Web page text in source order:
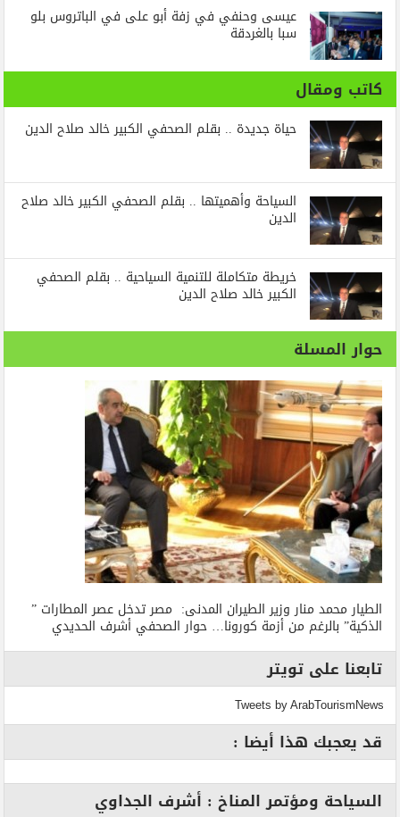
عيسى وحنفي في زفة أبو على في الباتروس بلو
سبا بالغردقة
كاتب ومقال
حياة جديدة .. بقلم الصحفي الكبير خالد صلاح الدين
السياحة وأهميتها .. بقلم الصحفي الكبير خالد صلاح
الدين
خريطة متكاملة للتنمية السياحية .. بقلم الصحفي
الكبير خالد صلاح الدين
حوار المسلة
الطيار محمد منار وزير الطيران المدنى: مصر تدخل عصر المطارات ”
الذكية” بالرغم من أزمة كورونا… حوار الصحفي أشرف الحديدي
تابعنا على تويتر
Tweets by ArabTourismNews
قد يعجبك هذا أيضا :
السياحة ومؤتمر المناخ : أشرف الجداوي